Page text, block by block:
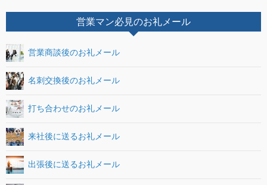
営業マン必見のお礼メール
営業商談後のお礼メール
名刺交換後のお礼メール
打ち合わせのお礼メール
来社後に送るお礼メール
出張後に送るお礼メール